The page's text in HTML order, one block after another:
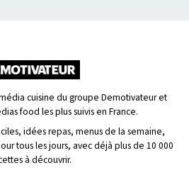
cuisine du groupe Demotivateur et
food les plus suivis en France.
idées repas, menus de la semaine,
tous les jours, avec déjà plus de 10 000
à découvrir.